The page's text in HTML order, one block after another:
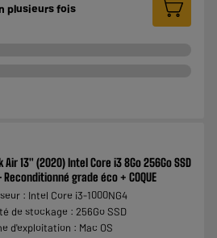
plusieurs fois
Air 13" (2020) Intel Core i3 8Go 256Go SSD
Reconditionné grade éco + COQUE
: Intel Core i3-1000NG4
de stockage : 256Go SSD
d'exploitation : Mac OS